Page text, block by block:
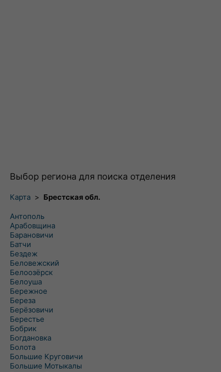
Выбор региона для поиска отделения
Карта > Брестская обл.
Антополь
Арабовщина
Барановичи
Батчи
Бездеж
Беловежский
Белоозёрск
Белоуша
Бережное
Береза
Берёзовичи
Берестье
Бобрик
Богдановка
Болота
Большие Круговичи
Большие Мотыкалы